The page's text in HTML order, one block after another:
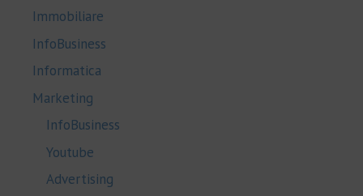
Immobiliare
InfoBusiness
Informatica
Marketing
InfoBusiness
Youtube
Advertising